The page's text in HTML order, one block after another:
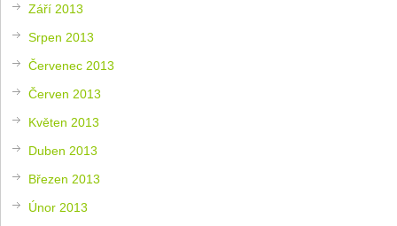
Září 2013
Srpen 2013
Červenec 2013
Červen 2013
Květen 2013
Duben 2013
Březen 2013
Únor 2013